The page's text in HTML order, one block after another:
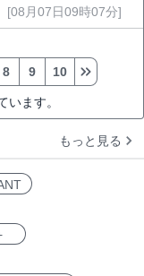
[08月07日09時07分]
います。
8 9 10
もっと見る